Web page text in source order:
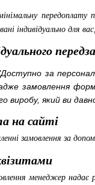
передоплату
індивідуально для
за
адже замовлення
виробу, який ви
на сайті
замовлення за
менеджер надає